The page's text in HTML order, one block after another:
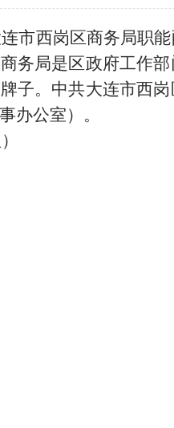
市西岗区商务局职
务局是区政府工作
子。中共大连市西
办公室）。